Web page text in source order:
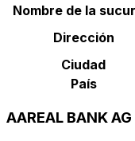
Nombre de la
Dirección
Ciudad
País
AAREAL BANK